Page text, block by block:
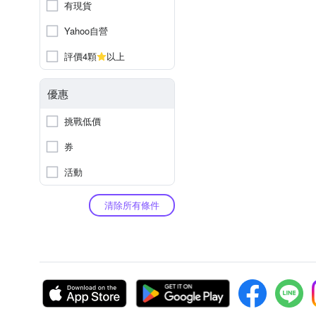
有現貨
Yahoo自營
評價4顆
以上
優惠
挑戰低價
券
活動
清除所有條件